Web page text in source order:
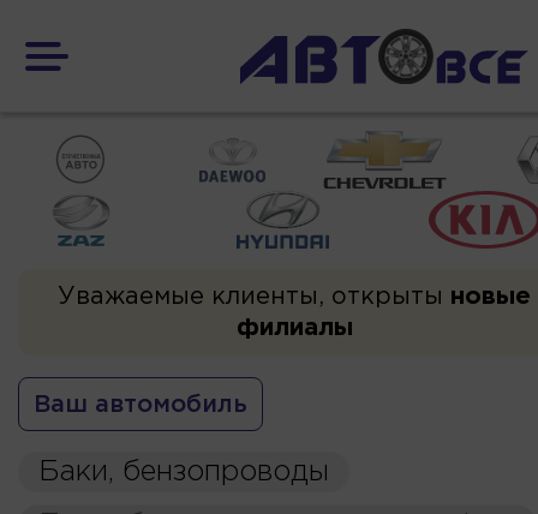
Уважаемые клиенты, открыты новые
филиалы
Ваш автомобиль
Баки, бензопроводы